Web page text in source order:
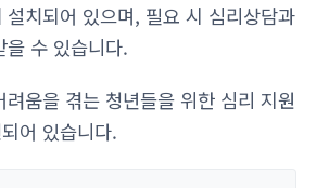
설치되어 있으며, 필요 시 심리상담과
을 수 있습니다.
움을 겪는 청년들을 위한 심리 지원
어 있습니다.